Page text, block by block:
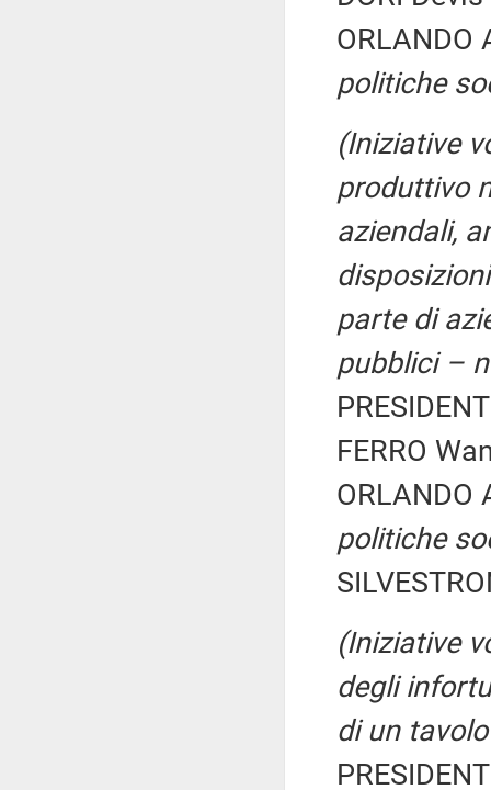
ORLANDO
politiche
(Iniziative
produttivo
aziendali,
parte di
pubblici –
FERRO
ORLANDO
politiche
(Iniziative
degli
di un